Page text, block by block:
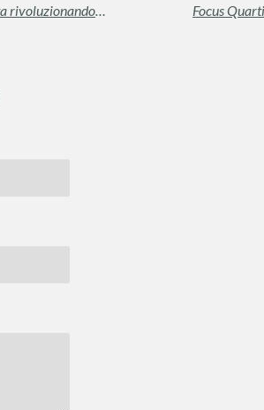
Librino e l'Effetto San Marco: Come l'Ospedale sta rivoluzionando il mercato immobiliare